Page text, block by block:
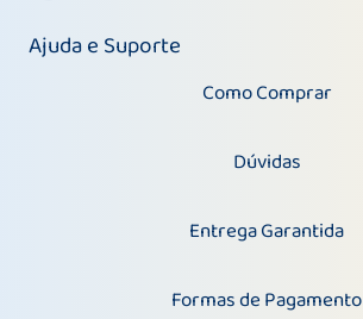
Ajuda e Suporte
Como Comprar
Dúvidas
Entrega Garantida
Formas de Pagamento